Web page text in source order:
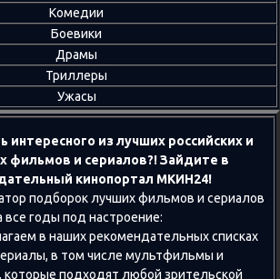
Комедии
Боевики
Драмы
Триллеры
Ужасы
интересного из лучших российских и
фильмов и сериалов?! Зайдите в
кинопортал МКИН24!
подборок лучших фильмов и сериалов
все годы под настроение:
в наших рекомендательных списках
в том числе мультфильмы и
которые подходят любой зрительской